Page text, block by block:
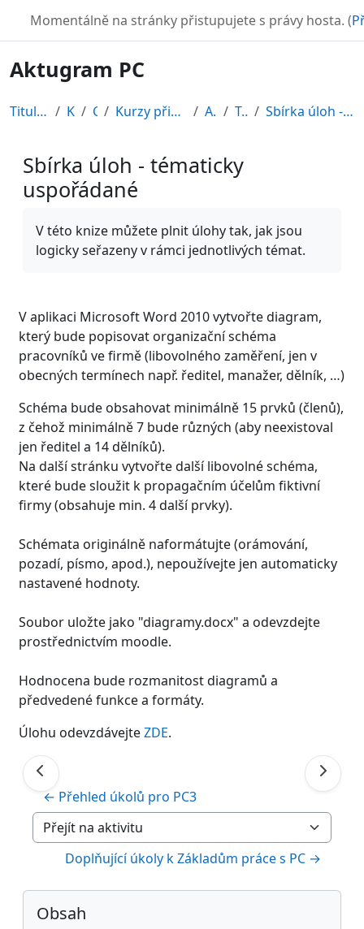
TURBO
Momentálně na stránky přistupujete s právy hosta. (
Aktugram PC
Titulní stránka Kurzy CDV Kurzy připravené v rámci ESF AKT-PC Topic 3 Sbírka úloh - tématicky uspořádané
Sbírka úloh - tématicky
uspořádané
V této knize můžete plnit úlohy tak, jak jsou
logicky seřazeny v rámci jednotlivých témat.
V aplikaci Microsoft Word 2010 vytvořte diagram,
který bude popisovat organizační schéma
pracovníků ve firmě (libovolného zaměření, jen v
obecných termínech např. ředitel, manažer, dělník, …)
Schéma bude obsahovat minimálně 15 prvků (členů),
z čehož minimálně 7 bude různých (aby neexistoval
jen ředitel a 14 dělníků).
Na další stránku vytvořte další libovolné schéma,
které bude sloužit k propagačním účelům fiktivní
firmy (obsahuje min. 4 další prvky).
Schémata originálně naformátujte (orámování,
pozadí, písmo, apod.), nepoužívejte jen automaticky
nastavené hodnoty.
Soubor uložte jako "diagramy.docx" a odevzdejte
prostřednictvím moodle.
Hodnocena bude rozmanitost diagramů a
předvedené funkce a formáty.
Úlohu odevzdávejteZDE.
← Přehled úkolů pro PC3
Přejít na aktivitu
Doplňující úkoly k Základům práce s PC →
Bloky
Přeskočit: Obsah
Obsah